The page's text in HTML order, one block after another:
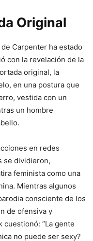
Original
Carpenter ha estado
con la revelación de la
original, la
en una postura que
vestida con un
un hombre
en redes
se dividieron,
feminista como una
Mientras algunos
consciente de los
de ofensiva y
cuestionó: “La gente
no puede ser sexy?